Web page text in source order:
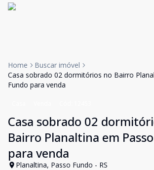
Home
Buscar imóvel
Casa sobrado 02 dormitórios no Bairro
Fundo para venda
Casa sobrado 02
Bairro Planaltina em
para venda
Planaltina, Passo Fundo - RS